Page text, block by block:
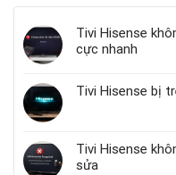
Tivi Hisense
cực nhanh
Tivi Hisense bị
Tivi Hisense
sửa